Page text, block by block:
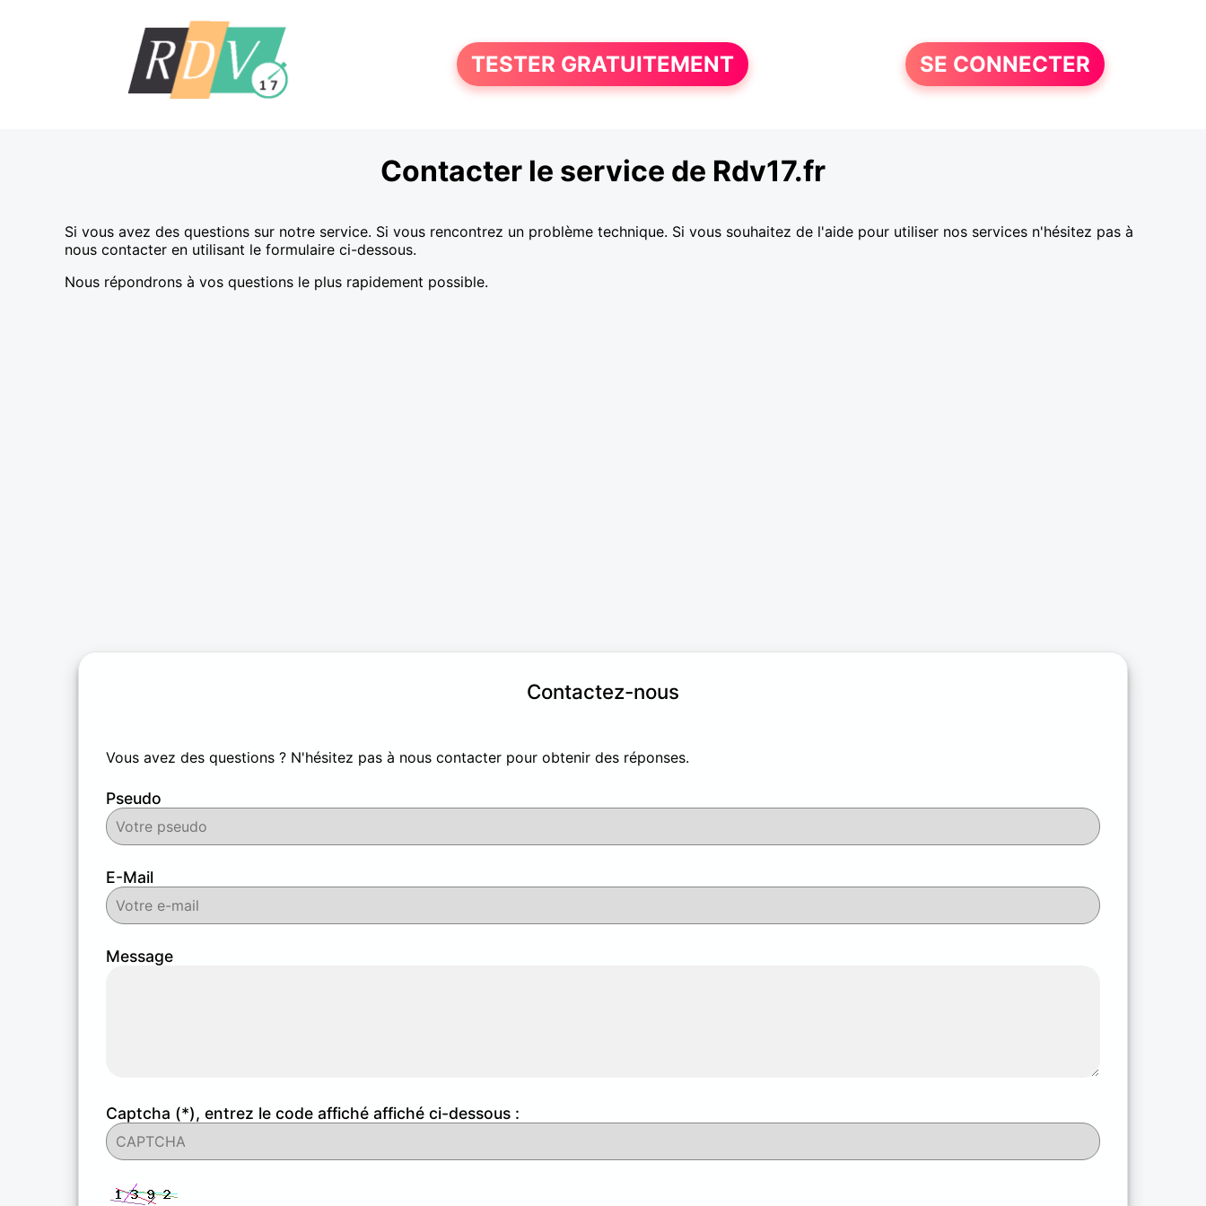
TESTER GRATUITEMENT SE CONNECTER
Contacter le service de Rdv17.fr
Si vous avez des questions sur notre service. Si vous rencontrez un problème technique. Si vous souhaitez de l'aide pour utiliser nos services n'hésitez pas à
nous contacter en utilisant le formulaire ci-dessous.
Nous répondrons à vos questions le plus rapidement possible.
Contactez-nous
Vous avez des questions ? N'hésitez pas à nous contacter pour obtenir des réponses.
Pseudo
E-Mail
Message
Captcha (*), entrez le code affiché affiché ci-dessous :